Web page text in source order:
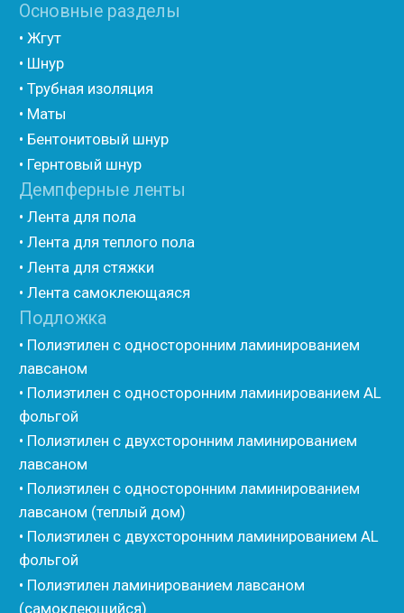
(самоклеющийся)
• Вспененный полиэтилен для упаковки НПЭ
• Вспененный полиэтилен рулонный НПЭ
• Подложка под ламинат НПЭ
• Мастика для швов
• Герметик для швов
• Rustil
• Korall
• Ecoroom
• Oppa
Другие товары
• Герлен
• Пороизол
• Техническая изоляция Хотпайп
• Ру-флекс
• Энергофлекс
• K-flex
• Вспененный каучук
• Изоком Шнур
• Изоком Жгут
• Стенофлекс Шнур
• Подложка Тепофол НПЭ
• Подложка Пенолин НПЭ
• Подложка Мосфол НПЭ
• Жгут Изонел
• Шнур Изонел
• Жгут Тилит
• Шнур Тилит
• Гернитовый шнур
• Бентонитовый шнур